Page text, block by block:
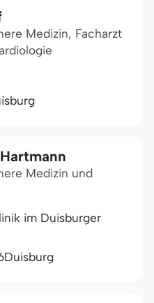
Medizin, Facharzt
Medizin und
im Duisburger
Duisburg